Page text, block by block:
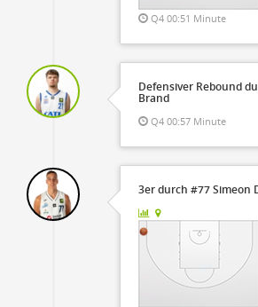
Q4 00:51 Minute
Defensiver Rebound
Brand
Q4 00:57 Minute
3er durch #77 Simeon